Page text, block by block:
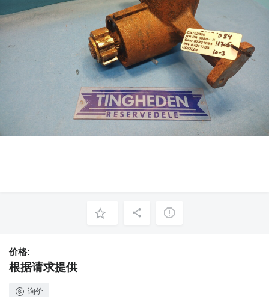
价格:
根据请求提供
询价